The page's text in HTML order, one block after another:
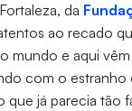
da
ao recado
mundo e aqui
com o estranho
que já parecia tão